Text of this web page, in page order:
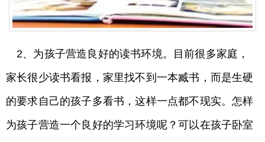
2、为孩子营造良好的读书环境。目前很多家庭，
家长很少读书看报，家里找不到一本臧书，而是生硬
的要求自己的孩子多看书，这样一点都不现实。怎样
为孩子营造一个良好的学习环境呢？可以在孩子卧室